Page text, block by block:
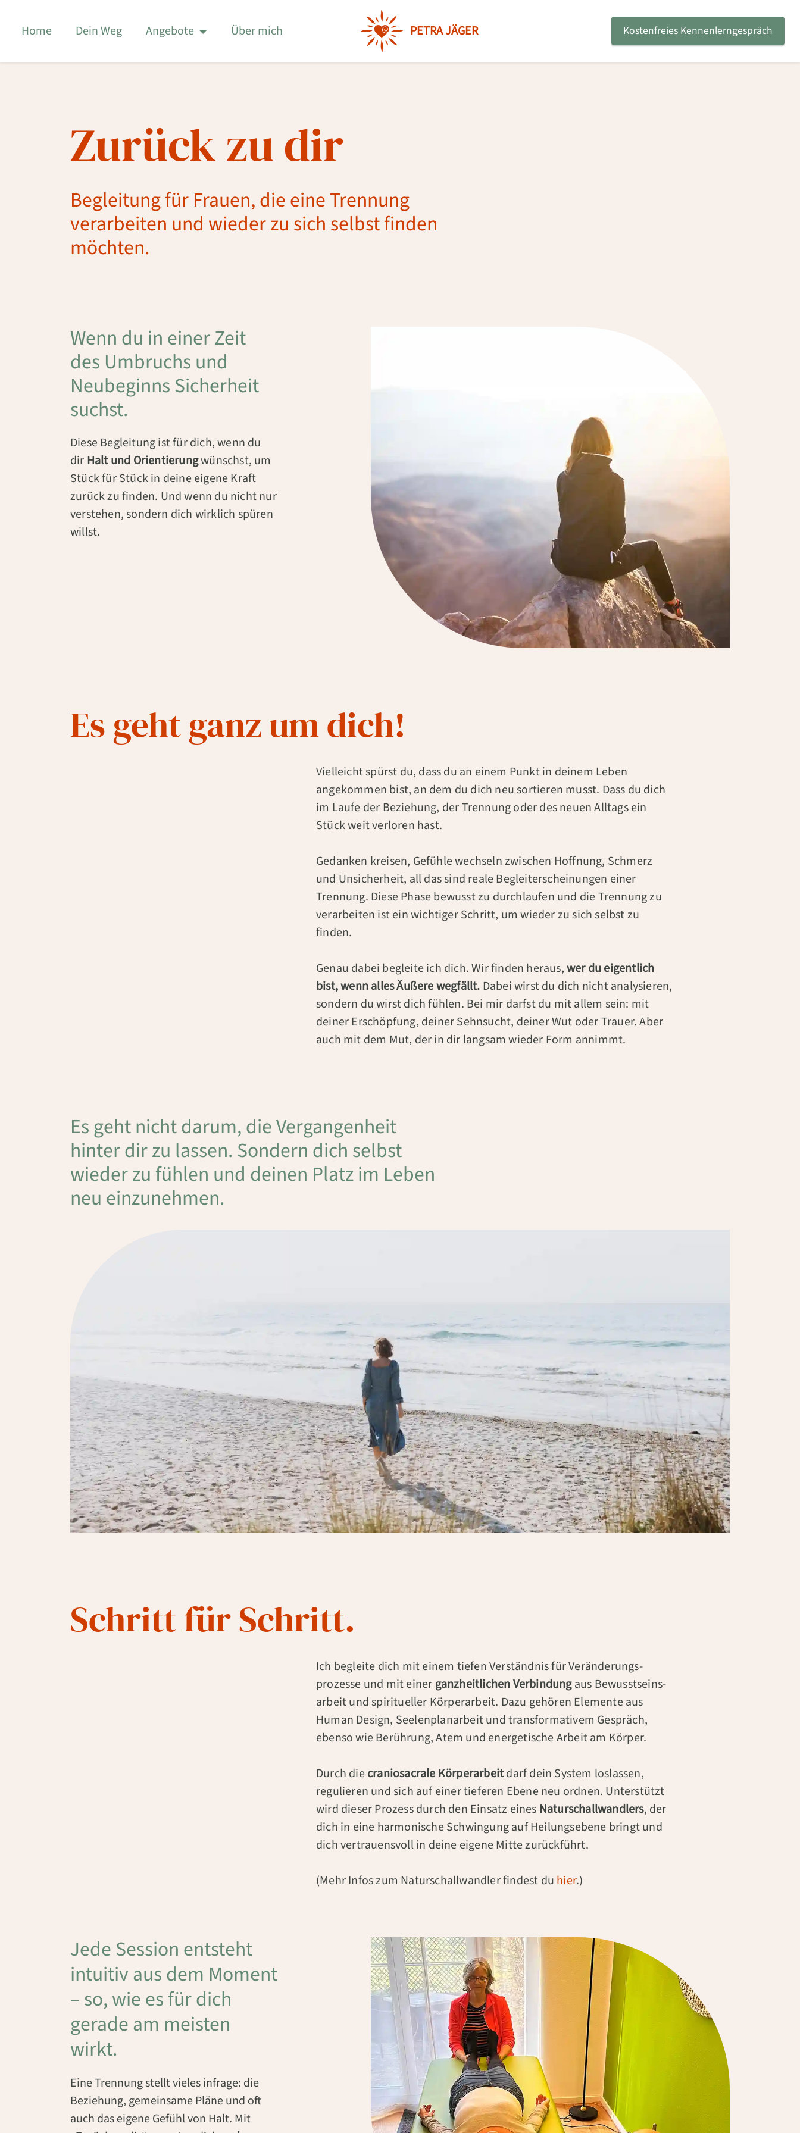
PETRA JÄGER
Home Dein Weg Angebote Über mich Kostenfreies Kennenlerngespräch
Zurück zu dir
Begleitung für Frauen, die eine Trennung
verarbeiten und wieder zu sich selbst finden
möchten.
Wenn du in einer Zeit
des Umbruchs und
Neubeginns Sicherheit
suchst.
Diese Begleitung ist für dich, wenn du
dir Halt und Orientierungwünschst, um
Stück für Stück in deine eigene Kraft
zurück zu finden. Und wenn du nicht nur
verstehen, sondern dich wirklich spüren
willst.
Es geht ganz um dich!
Vielleicht spürst du, dass du an einem Punkt in deinem Leben
angekommen bist, an dem du dich neu sortieren musst. Dass du dich
im Laufe der Beziehung, der Trennung oder des neuen Alltags ein
Stück weit verloren hast.
Gedanken kreisen, Gefühle wechseln zwischen Hoffnung, Schmerz
und Unsicherheit, all das sind reale Begleit­erscheinungen einer
Trennung. Diese Phase bewusst zu durch­laufen und die Trennung zu
verarbeiten ist ein wichtiger Schritt, um wieder zu sich selbst zu
finden.
Genau dabei begleite ich dich. Wir finden heraus,wer du eigentlich
bist, wenn alles Äußere wegfällt. Dabei wirst du dich nicht analysieren,
sondern du wirst dich fühlen. Bei mir darfst du mit allem sein: mit
deiner Erschöpfung, deiner Sehnsucht, deiner Wut oder Trauer. Aber
auch mit dem Mut, der in dir langsam wieder Form annimmt.
Es geht nicht darum, die Vergangenheit
hinter dir zu lassen. Sondern dich selbst
wieder zu fühlen und deinen Platz im Leben
neu einzunehmen.
Schritt für Schritt.
Ich begleite dich mit einem tiefen Verständnis für Veränderungs­
prozesse und mit einer ganz­heitlichen Verbindungaus Bewusstseins­
arbeit und spiritueller Körper­arbeit. Dazu gehören Elemente aus
Human Design, Seelen­plan­arbeit und transformativem Gespräch,
ebenso wie Berührung, Atem und energetische Arbeit am Körper.
Durch diecranio­sacrale Körper­arbeitdarf dein System loslassen,
regulieren und sich auf einer tieferen Ebene neu ordnen. Unterstützt
wird dieser Prozess durch den Einsatz eines Natur­schall­wandlers, der
dich in eine harmonische Schwingung auf Heilungs­ebene bringt und
dich vertrauens­voll in deine eigene Mitte zurück­führt.
(Mehr Infos zum Natur­schall­wandler findest du hier.)
Jede Session entsteht
intuitiv aus dem Moment
– so, wie es für dich
gerade am meisten
wirkt.
Eine Trennung stellt vieles infrage: die
Beziehung, gemeinsame Pläne und oft
auch das eigene Gefühl von Halt. Mit